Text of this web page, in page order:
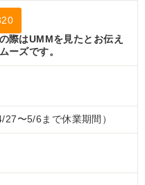
際はUMMを見たとお伝え
ーズです。
〜5/6まで休業期間）